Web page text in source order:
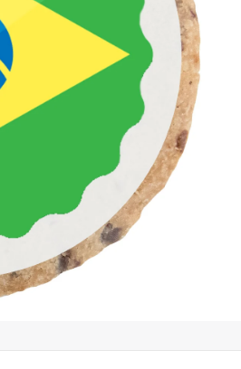
Sind Plätzchen
KEKSE?